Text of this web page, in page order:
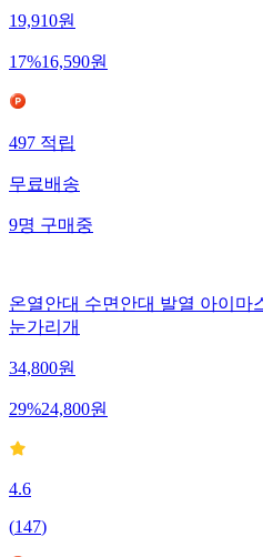
19,910원
17%16,590원
497적립
무료배송
9명구매중
온열안대 수면안대 발열 아이마
눈가리개
34,800원
29%24,800원
4.6
(147)